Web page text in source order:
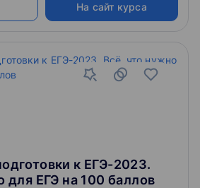
На сайт курса
к ЕГЭ-2023.
для ЕГЭ на 100 баллов